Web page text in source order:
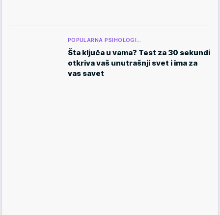
POPULARNA PSIHOLOGI…
Šta ključa u vama? Test za 30 sekundi
otkriva vaš unutrašnji svet i ima za
vas savet